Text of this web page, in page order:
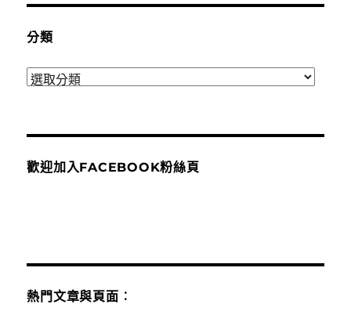
分類
分
歡迎加入FACEBOOK粉絲頁
熱門文章與頁面︰